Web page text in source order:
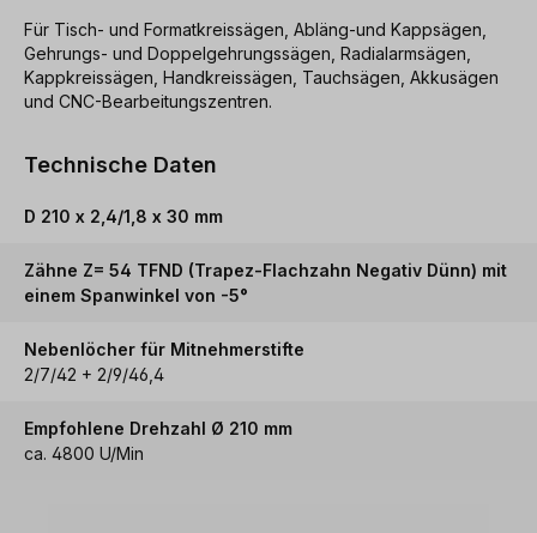
Für Tisch- und Formatkreissägen, Abläng-und Kappsägen,
Gehrungs- und Doppelgehrungssägen, Radialarmsägen,
Kappkreissägen, Handkreissägen, Tauchsägen, Akkusägen
und CNC-Bearbeitungszentren.
Technische Daten
D 210 x 2,4/1,8 x 30 mm
Zähne Z= 54 TFND (Trapez-Flachzahn Negativ Dünn) mit
einem Spanwinkel von -5°
Nebenlöcher für Mitnehmerstifte
2/7/42 + 2/9/46,4
Empfohlene Drehzahl Ø 210 mm
ca. 4800 U/Min